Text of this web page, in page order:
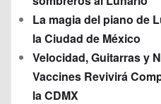
La magia del piano de
la Ciudad de México
Velocidad, Guitarras y
Vaccines Revivirá
la CDMX